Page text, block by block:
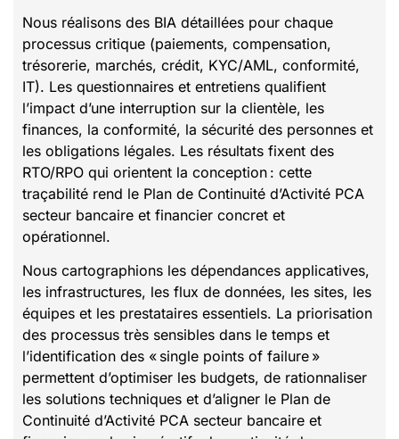
Nous réalisons des BIA détaillées pour chaque
processus critique (paiements, compensation,
trésorerie, marchés, crédit, KYC/AML, conformité,
IT). Les questionnaires et entretiens qualifient
l’impact d’une interruption sur la clientèle, les
finances, la conformité, la sécurité des personnes et
les obligations légales. Les résultats fixent des
RTO/RPO qui orientent la conception : cette
traçabilité rend le Plan de Continuité d’Activité PCA
secteur bancaire et financier concret et
opérationnel.
Nous cartographions les dépendances applicatives,
les infrastructures, les flux de données, les sites, les
équipes et les prestataires essentiels. La priorisation
des processus très sensibles dans le temps et
l’identification des « single points of failure »
permettent d’optimiser les budgets, de rationnaliser
les solutions techniques et d’aligner le Plan de
Continuité d’Activité PCA secteur bancaire et